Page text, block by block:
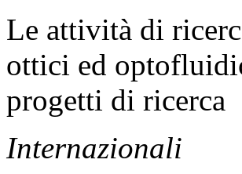
Le attività di
ottici ed
progetti di ricerca
Internazionali